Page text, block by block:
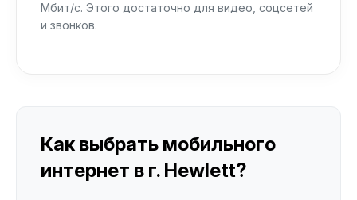
Мбит/с. Этого достаточно для видео, соцсетей
и звонков.
Как выбрать мобильного
интернет в г. Hewlett?